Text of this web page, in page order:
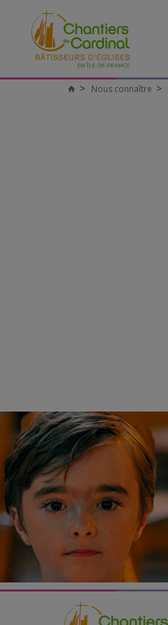
Chantiers
Nous connaître